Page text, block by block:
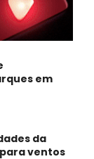
em
da
ventos